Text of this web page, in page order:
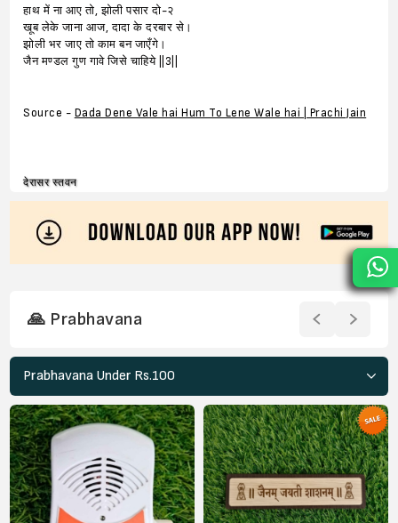
हाथ में ना आए तो, झोली पसार दो-२
खूब लेके जाना आज, दादा के दरबार से।
झोली भर जाए तो काम बन जाएँगे।
जैन मण्डल गुण गावे जिसे चाहिये ||3||
Source - Dada Dene Vale hai Hum To Lene Wale hai | Prachi Jain
देरासर स्तवन
🙏 Prabhavana